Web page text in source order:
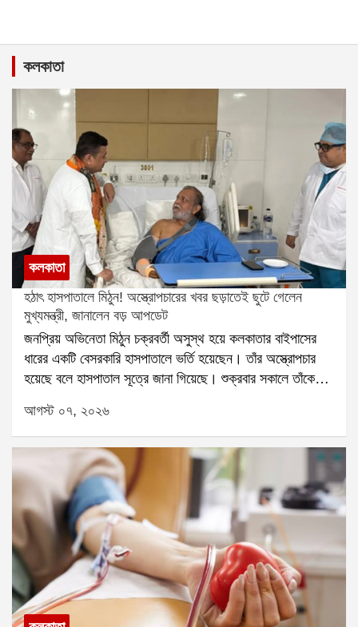
কলকাতা
কলকাতা
হঠাৎ হাসপাতালে মিঠুন! অস্ত্রোপচারের খবর ছড়াতেই ছুটে গেলেন
মুখ্যমন্ত্রী, জানালেন বড় আপডেট
জনপ্রিয় অভিনেতা মিঠুন চক্রবর্তী অসুস্থ হয়ে কলকাতার বাইপাসের
ধারের একটি বেসরকারি হাসপাতালে ভর্তি হয়েছেন। তাঁর অস্ত্রোপচার
হয়েছে বলে হাসপাতাল সূত্রে জানা গিয়েছে। শুক্রবার সকালে তাঁকে
ছিলেন যাদবপুরের বিধায়ক শর্বরী মুখোপাধ্যায়-সহ অন্যরা। মুখ্যমন্ত্রী
অভিনেতার সঙ্গে দেখা করার পাশাপাশি চিকিৎসকদের সঙ্গেও কথা বলে তাঁর
শারীরিক অবস্থার খোঁজ নেন।গত কয়েক বছরে সক্রিয়ভাবে রাজনীতির
সঙ্গে যুক্ত হয়েছেন মিঠুন চক্রবর্তী। বিজেপিতে যোগ দেওয়ার পর
একাধিক নির্বাচনী প্রচারে গুরুত্বপূর্ণ ভূমিকা পালন করেছেন তিনি।
সাম্প্রতিক নির্বাচনেও বয়সের তোয়াক্কা না করে রাজ্যের বিভিন্ন
প্রান্তে প্রচার করেছেন। প্রচারের মাঝেই অসুস্থ হয়ে পড়লেও প্রচার
থামাননি।মুখ্যমন্ত্রী হওয়ার পর শুভেন্দু অধিকারী নিউটাউনে মিঠুন
চক্রবর্তীর বাড়িতে গিয়ে তাঁর সঙ্গে দেখা করেছিলেন। এবার অভিনেতার
হাসপাতালে ভর্তির খবর পেয়ে শুক্রবার সকালে সরাসরি হাসপাতালে পৌঁছে
যান তিনি। বেশ কিছুক্ষণ মিঠুন চক্রবর্তীর সঙ্গে কথা বলেন এবং
আগস্ট ০৭, ২০২৬